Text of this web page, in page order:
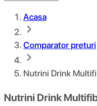
Acasa
Comparator preturi
Nutrini Drink
Nutrini Drink